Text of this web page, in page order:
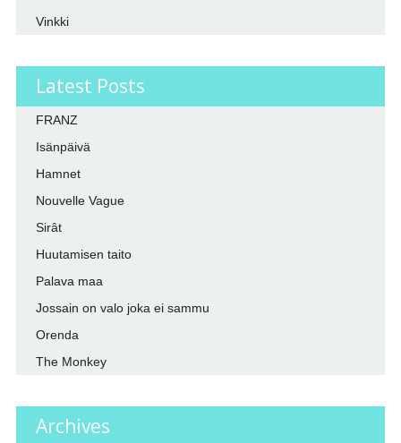
Vinkki
Latest Posts
FRANZ
Isänpäivä
Hamnet
Nouvelle Vague
Sirât
Huutamisen taito
Palava maa
Jossain on valo joka ei sammu
Orenda
The Monkey
Archives